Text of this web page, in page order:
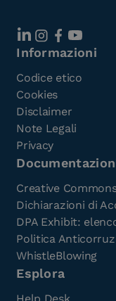
Informazioni
Codice etico
Cookies
Disclaimer
Note Legali
Privacy
Creative
Dichiarazioni di
DPA Exhibit:
Politica
WhistleBlowing
Esplora